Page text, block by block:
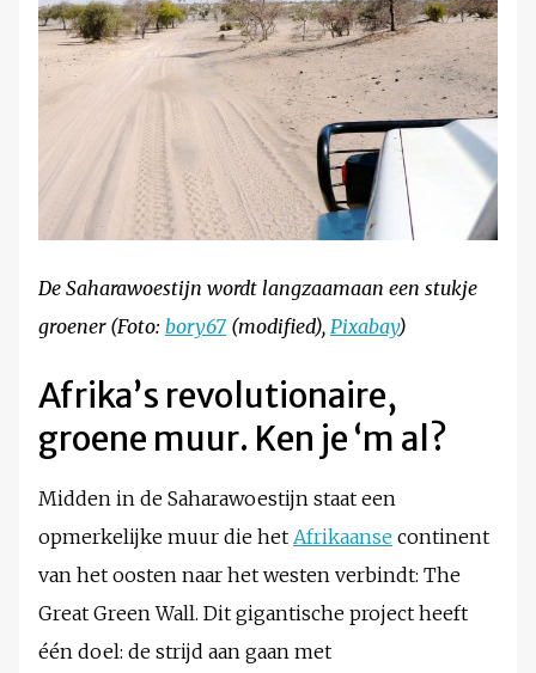
De Saharawoestijn wordt langzaamaan een stukje
groener (Foto: bory67 (modified), Pixabay)
Afrika’s revolutionaire,
groene muur. Ken je ‘m al?
Midden in de Saharawoestijn staat een
opmerkelijke muur die het Afrikaanse continent
van het oosten naar het westen verbindt: The
Great Green Wall. Dit gigantische project heeft
één doel: de strijd aan gaan met